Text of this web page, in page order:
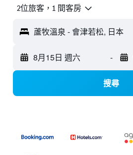
2位旅客，1 間客房
蘆牧溫泉 - 會津若松, 日本
8月15日 週六 -
搜尋